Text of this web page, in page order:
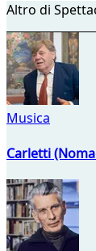
Altro di
Musica
Carletti